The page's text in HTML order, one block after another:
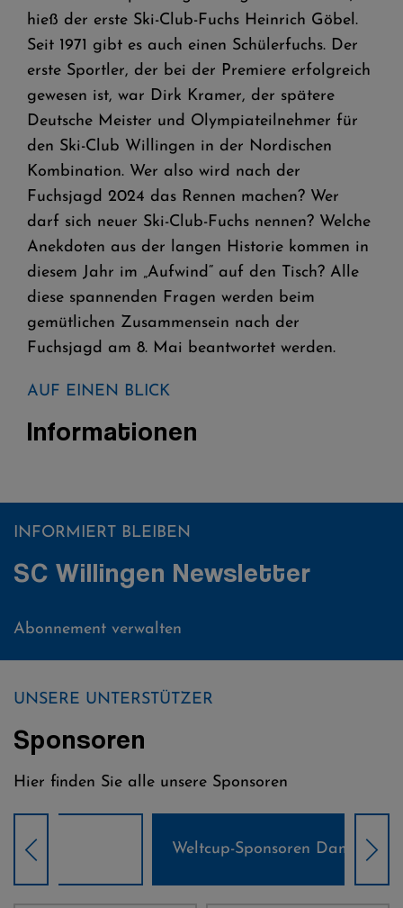
hieß der erste Ski-Club-Fuchs Heinrich Göbel.
Seit 1971 gibt es auch einen Schülerfuchs. Der
erste Sportler, der bei der Premiere erfolgreich
gewesen ist, war Dirk Kramer, der spätere
Deutsche Meister und Olympiateilnehmer für
den Ski-Club Willingen in der Nordischen
Kombination. Wer also wird nach der
Fuchsjagd 2024 das Rennen machen? Wer
darf sich neuer Ski-Club-Fuchs nennen? Welche
Anekdoten aus der langen Historie kommen in
diesem Jahr im „Aufwind“ auf den Tisch? Alle
diese spannenden Fragen werden beim
gemütlichen Zusammensein nach der
Fuchsjagd am 8. Mai beantwortet werden.
AUF EINEN BLICK
Informationen
INFORMIERT BLEIBEN
SC Willingen Newsletter
Abonnement verwalten
UNSERE UNTERSTÜTZER
Sponsoren
Hier finden Sie alle unsere Sponsoren
Weltcup-Sponsoren Damen